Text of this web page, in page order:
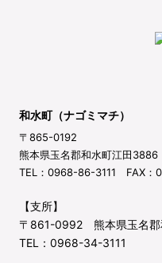
和水町（ナゴミマチ）
〒865-0192
熊本県玉名郡和水町江田3886
TEL：0968-86-3111 FAX：
【支所】
〒861-0992 熊本県玉名郡
TEL：0968-34-3111